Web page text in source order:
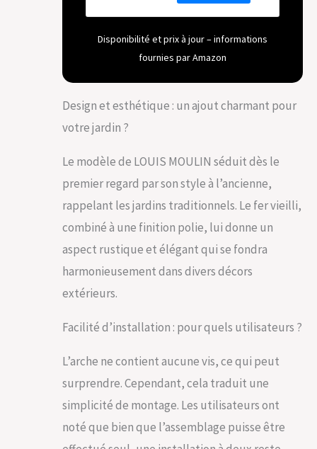
un process sans
l’homme et
l’environnement.
Notre production
est assurée dans
trouvent dans le
« Savoir-fer » Ce
est idéal pour votre
extérieur, il sert de
grimpantes mais
sert aussi de
décoration, vous
pouvez l’orner de
des suspensions
florale, une lanterne,
Créez un endroit
chaleureux pour
tube carré de 20
mm, ce qui assure
Disponibilité et prix à jour – informations
fournies par Amazon
Design et esthétique : un ajout charmant pour
votre jardin ?
Le modèle de LOUIS MOULIN séduit dès le
premier regard par son style à l’ancienne,
rappelant les jardins traditionnels. Le fer vieilli,
combiné à une finition polie, lui donne un
aspect rustique et élégant qui se fondra
harmonieusement dans divers décors
extérieurs.
Facilité d’installation : pour quels utilisateurs ?
L’arche ne contient aucune vis, ce qui peut
surprendre. Cependant, cela traduit une
simplicité de montage. Les utilisateurs ont
noté que bien que l’assemblage puisse être